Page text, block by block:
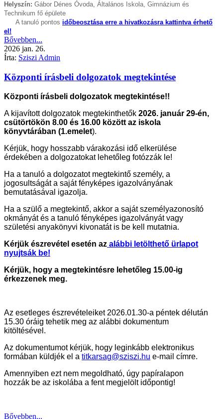
Helyszín: Gábor Dénes Óvoda, Általános Iskola, Gimnázium és
Technikum fő épülete
A tanuló pontos időbeosztása erre a hivatkozásra kattintva érhető
el!
Bővebben...
2026 jan. 26.
Írta: Sziszi Admin
Központi írásbeli dolgozatok megtekintése
Központi írásbeli dolgozatok megtekintése!!
A kijavított dolgozatok megtekinthetők 2026. január 29-én,
csütörtökön 8.00 és 16.00 között az iskola
könyvtárában (1.emelet).
Kérjük, hogy hosszabb várakozási idő elkerülése
érdekében a dolgozatokat lehetőleg fotózzák le!
Ha a tanuló a dolgozatot megtekintő személy, a
jogosultságát a saját fényképes igazolványának
bemutatásával igazolja.
Ha a szülő a megtekintő, akkor a saját személyazonosító
okmányát és a tanuló fényképes igazolványát vagy
születési anyakönyvi kivonatát is be kell mutatnia.
Kérjük észrevétel esetén az alábbi letölthető ürlapot
nyujtsák be!
Kérjük, hogy a megtekintésre lehetőleg 15.00-ig
érkezzenek meg.
Az esetleges észrevételeiket 2026.01.30-a péntek délután
15.30 óráig tehetik meg az alábbi dokumentum
kitöltésével.
Az dokumentumot kérjük, hogy leginkább elektronikus
formában küldjék el a titkarsag@sziszi.hu e-mail címre.
Amennyiben ezt nem megoldható, úgy papíralapon
hozzák be az iskolába a fent megjelölt időpontig!
Bővebben...